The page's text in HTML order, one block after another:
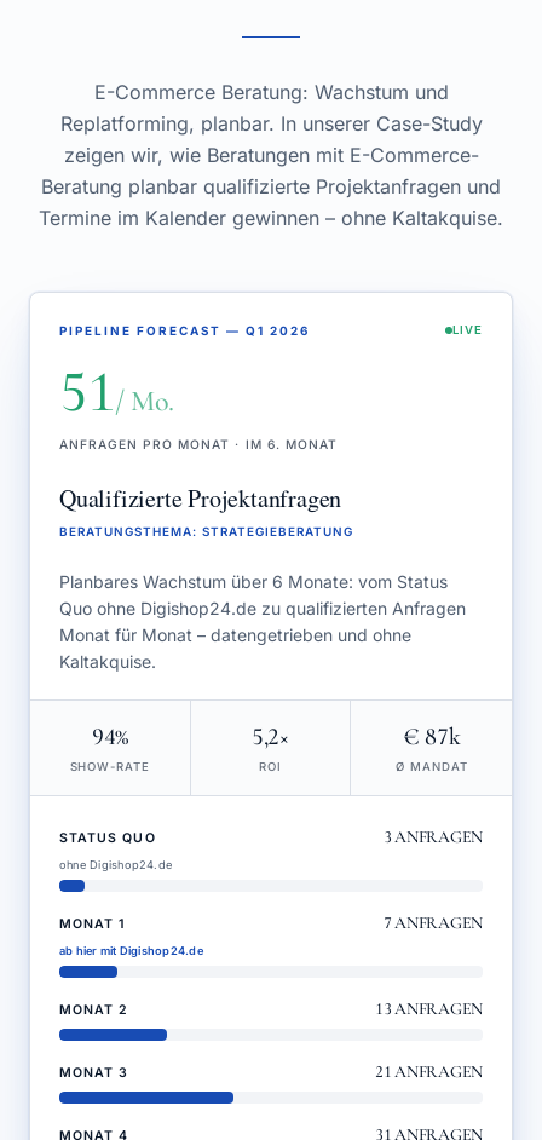
E-Commerce Beratung: Wachstum und
Replatforming, planbar. In unserer Case-Study
zeigen wir, wie Beratungen mit E-Commerce-
Beratung planbar qualifizierte Projektanfragen und
Termine im Kalender gewinnen – ohne Kaltakquise.
PIPELINE FORECAST — Q1 2026 LIVE
51/ Mo.
ANFRAGEN PRO MONAT · IM 6. MONAT
Qualifizierte Projektanfragen
BERATUNGSTHEMA: STRATEGIEBERATUNG
Planbares Wachstum über 6 Monate: vom Status
Quo ohne Digishop24.de zu qualifizierten Anfragen
Monat für Monat – datengetrieben und ohne
Kaltakquise.
94%
SHOW-RATE
5,2×
ROI
€ 87k
Ø MANDAT
STATUS QUO 3ANFRAGEN
ohne Digishop24.de
MONAT 1 7ANFRAGEN
ab hier mit Digishop24.de
MONAT 2 13ANFRAGEN
MONAT 3 21ANFRAGEN
MONAT 4 31ANFRAGEN